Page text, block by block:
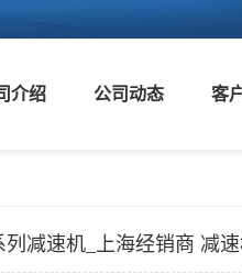
介绍 公司动态 客
减速机_上海经销商 减